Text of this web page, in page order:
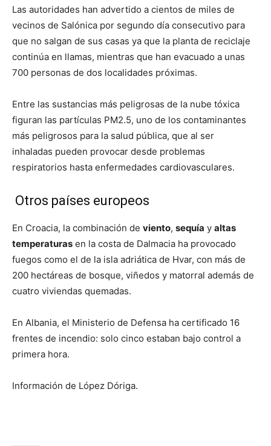
Las autoridades han advertido a cientos de miles de
vecinos de Salónica por segundo día consecutivo para
que no salgan de sus casas ya que la planta de reciclaje
continúa en llamas, mientras que han evacuado a unas
700 personas de dos localidades próximas.
Entre las sustancias más peligrosas de la nube tóxica
figuran las partículas PM2.5, uno de los contaminantes
más peligrosos para la salud pública, que al ser
inhaladas pueden provocar desde problemas
respiratorios hasta enfermedades cardiovasculares.
Otros países europeos
En Croacia, la combinación de viento, sequía y altas
temperaturas en la costa de Dalmacia ha provocado
fuegos como el de la isla adriática de Hvar, con más de
200 hectáreas de bosque, viñedos y matorral además de
cuatro viviendas quemadas.
En Albania, el Ministerio de Defensa ha certificado 16
frentes de incendio: solo cinco estaban bajo control a
primera hora.
Información de López Dóriga.